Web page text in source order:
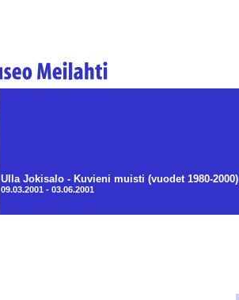
Ulla Jokisalo - Kuvieni muisti (vuodet 1980-2000)
09.03.2001 - 03.06.2001